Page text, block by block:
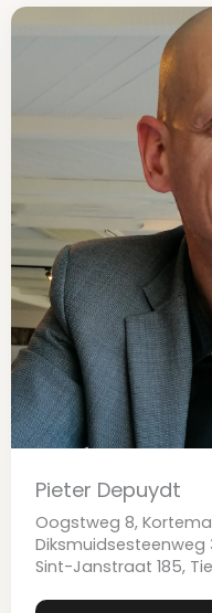
Pieter Depuydt
Oogstweg 8,
Diksmuidsesteenweg
Sint-Janstraat 185,